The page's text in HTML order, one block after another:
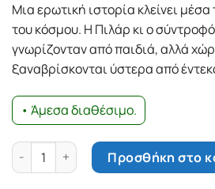
Mια ερωτική ιστορία κλείνει
του κόσμου. H Πιλάρ κι ο
γνωρίζονταν από παιδιά, αλλά
ξαναβρίσκονται ύστερα από
• Άμεσα διαθέσιμο.
Στις όχθες του ποταμού Πιέδρα
Προσθήκη στο